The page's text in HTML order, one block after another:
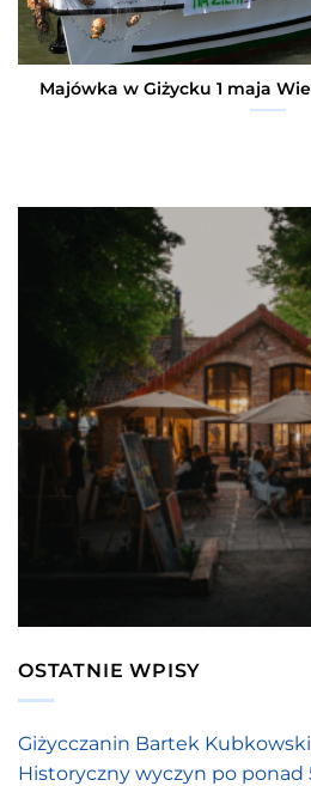
Majówka w Giżycku 1 maja
OSTATNIE WPISY
Giżycczanin Bartek Kubkowski
Historyczny wyczyn po ponad